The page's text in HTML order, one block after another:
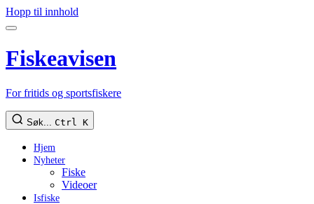
Hopp til innhold
Fiskeavisen
For fritids og sportsfiskere
Søk... Ctrl K
Hjem
Nyheter
Fiske
Videoer
Isfiske